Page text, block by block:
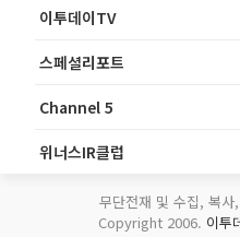
이투데이TV
스페셜리포트
Channel 5
위너스IR클럽
무단전재 및 수집, 복
Copyright 2006. 이투